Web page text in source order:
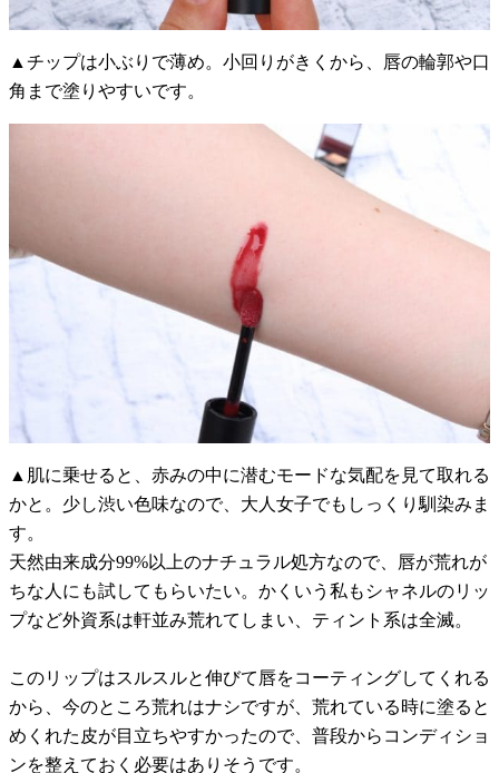
▲チップは小ぶりで薄め。小回りがきくから、唇の輪郭や口
角まで塗りやすいです。
▲肌に乗せると、赤みの中に潜むモードな気配を見て取れる
かと。少し渋い色味なので、大人女子でもしっくり馴染みま
す。
天然由来成分99%以上のナチュラル処方なので、唇が荒れが
ちな人にも試してもらいたい。かくいう私もシャネルのリッ
プなど外資系は軒並み荒れてしまい、ティント系は全滅。
このリップはスルスルと伸びて唇をコーティングしてくれる
から、今のところ荒れはナシですが、荒れている時に塗ると
めくれた皮が目立ちやすかったので、普段からコンディショ
ンを整えておく必要はありそうです。